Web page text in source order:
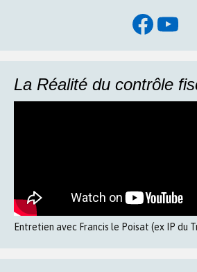
La Réalité du contrôle
Entretien avec Francis le Poisat (ex IP du